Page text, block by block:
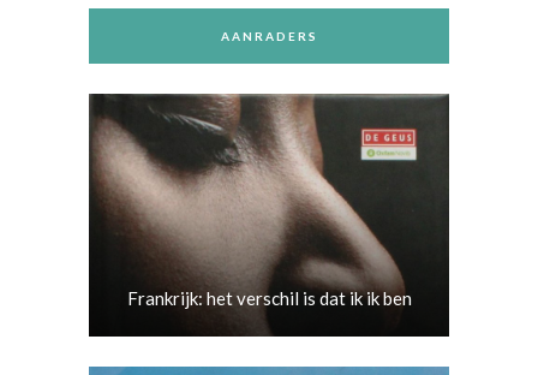
AANRADERS
Frankrijk: het verschil is dat ik ik ben